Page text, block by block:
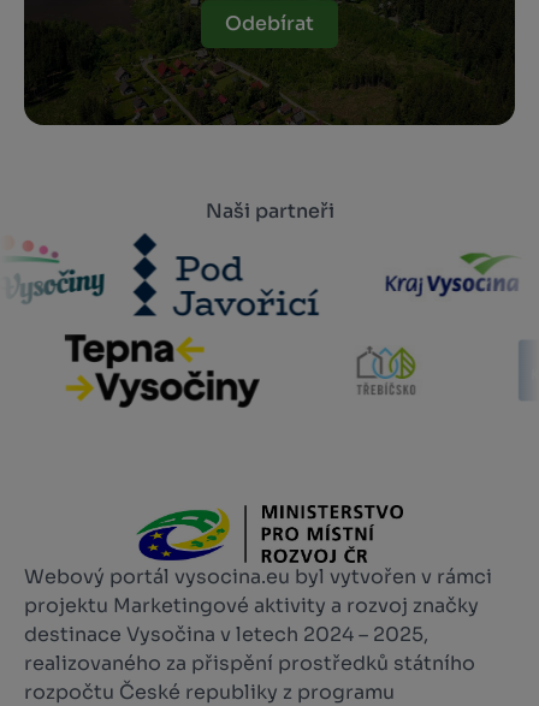
Odebírat
Naši partneři
Webový portál vysocina.eu byl vytvořen v rámci
projektu Marketingové aktivity a rozvoj značky
destinace Vysočina v letech 2024 – 2025,
realizovaného za přispění prostředků státního
rozpočtu České republiky z programu